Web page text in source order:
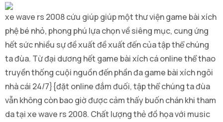
xe wave rs 2008 cứu giúp giúp một thư viện game bài xích
phệ bé nhỏ, phong phú lựa chọn về siêng mục, cung ứng
hết sức nhiều sự đề xuất đề xuất đến của tập thể chúng
ta đùa. Từ đại dương hết game bài xích cá online thể thao
truyền thống cuội nguồn đến phần đa game bài xích ngôi
nhà cái 24/7}{đặt online đắm đuối, tập thể chúng ta đùa
vẫn không còn bao giờ được cảm thấy buốn chán khi tham
da tại xe wave rs 2008. Chất lượng thẻ đồ họa với music